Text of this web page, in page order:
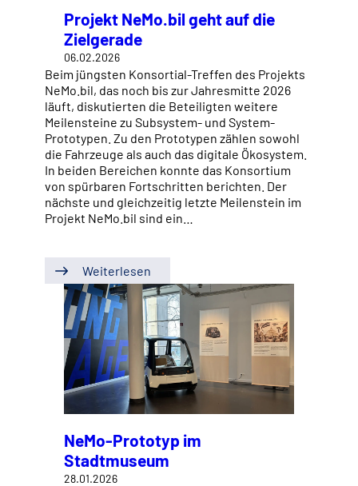
Projekt NeMo.bil geht auf die
Zielgerade
06.02.2026
Beim jüngsten Konsortial-Treffen des Projekts
NeMo.bil, das noch bis zur Jahresmitte 2026
läuft, diskutierten die Beteiligten weitere
Meilensteine zu Subsystem- und System-
Prototypen. Zu den Prototypen zählen sowohl
die Fahrzeuge als auch das digitale Ökosystem.
In beiden Bereichen konnte das Konsortium
von spürbaren Fortschritten berichten. Der
nächste und gleichzeitig letzte Meilenstein im
Projekt NeMo.bil sind ein…
Weiterlesen
NeMo-Prototyp im
Stadtmuseum
28.01.2026